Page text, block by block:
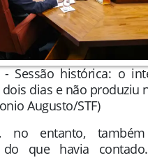
- Sessão histórica: o
dias e não produziu
Augusto/STF)
no entanto,
do que havia